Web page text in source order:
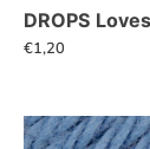
DROPS
€1,20